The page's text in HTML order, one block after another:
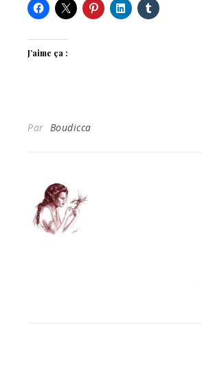
J’aime ça :
Par Boudicca